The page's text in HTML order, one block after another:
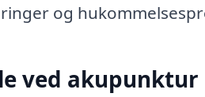
og
ved akupunktur